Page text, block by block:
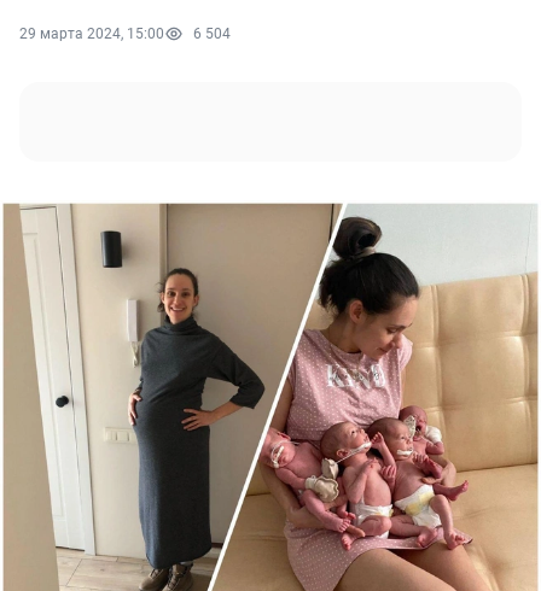
29 марта 2024, 15:00 6 504